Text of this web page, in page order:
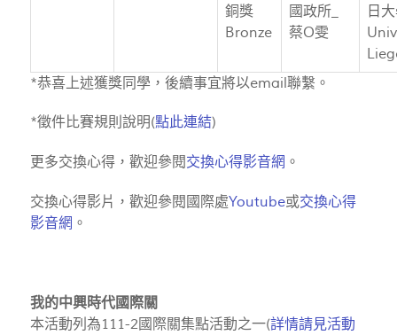
銅獎
Bronze
國政所_
蔡O雯
日
*恭喜上述獲獎同學，後續事宜將以email聯繫。
*徵件比賽規則說明(點此連結)
更多交換心得，歡迎參閱交換心得影音網 。
交換心得影片，歡迎參閱國際處Youtube或交換心得
影音網 。
我的中興時代國際關
本活動列為111-2國際關集點活動之一(詳情請見活動